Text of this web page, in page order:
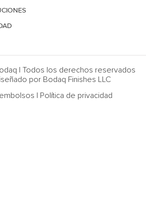
| Todos los derechos reservados
por Bodaq Finishes LLC
| Política de privacidad